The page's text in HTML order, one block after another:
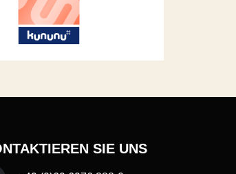
SIE UNS